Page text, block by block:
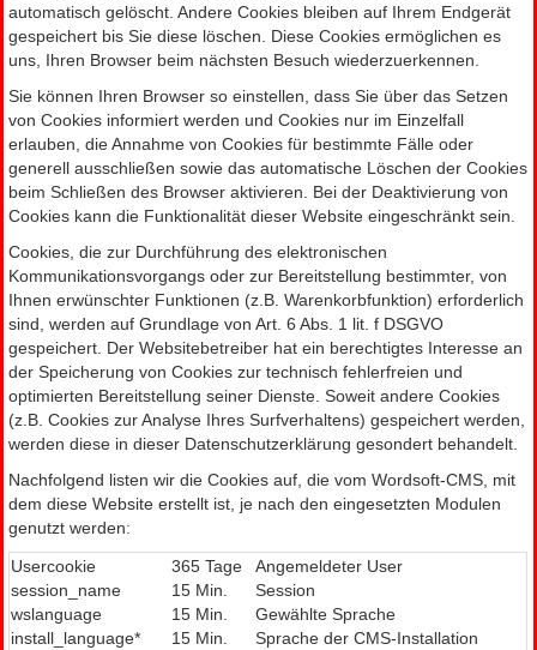
automatisch gelöscht. Andere Cookies bleiben auf Ihrem Endgerät
gespeichert bis Sie diese löschen. Diese Cookies ermöglichen es
uns, Ihren Browser beim nächsten Besuch wiederzuerkennen.
Sie können Ihren Browser so einstellen, dass Sie über das Setzen
von Cookies informiert werden und Cookies nur im Einzelfall
erlauben, die Annahme von Cookies für bestimmte Fälle oder
generell ausschließen sowie das automatische Löschen der Cookies
beim Schließen des Browser aktivieren. Bei der Deaktivierung von
Cookies kann die Funktionalität dieser Website eingeschränkt sein.
Cookies, die zur Durchführung des elektronischen
Kommunikationsvorgangs oder zur Bereitstellung bestimmter, von
Ihnen erwünschter Funktionen (z.B. Warenkorbfunktion) erforderlich
sind, werden auf Grundlage von Art. 6 Abs. 1 lit. f DSGVO
gespeichert. Der Websitebetreiber hat ein berechtigtes Interesse an
der Speicherung von Cookies zur technisch fehlerfreien und
optimierten Bereitstellung seiner Dienste. Soweit andere Cookies
(z.B. Cookies zur Analyse Ihres Surfverhaltens) gespeichert werden,
werden diese in dieser Datenschutzerklärung gesondert behandelt.
Nachfolgend listen wir die Cookies auf, die vom Wordsoft-CMS, mit
dem diese Website erstellt ist, je nach den eingesetzten Modulen
genutzt werden:
Usercookie
365 Tage
Angemeldeter User
session_name
15 Min.
Session
wslanguage
15 Min.
Gewählte Sprache
install_language*
15 Min.
Sprache der CMS-Installation